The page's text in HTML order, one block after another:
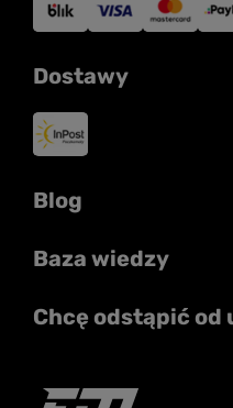
Dostawy
Blog
Baza wiedzy
Chcę odstąpić od